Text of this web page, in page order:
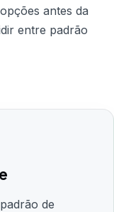
antes da
entre padrão
de